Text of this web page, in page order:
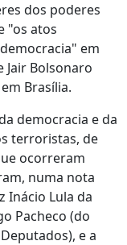
dos poderes
"os atos
em
Jair Bolsonaro
Brasília.
democracia e da
terroristas, de
ocorreram
numa nota
Inácio Lula da
Pacheco (do
e a